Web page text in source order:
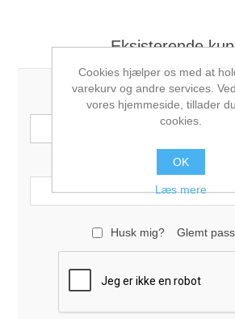
Eksisterende
E-mail:
Password:
Husk mig? Glemt
Cookies hjælper os med at
varekurv og andre services.
vores hjemmeside, tillader
cookies.
OK
Læs mere